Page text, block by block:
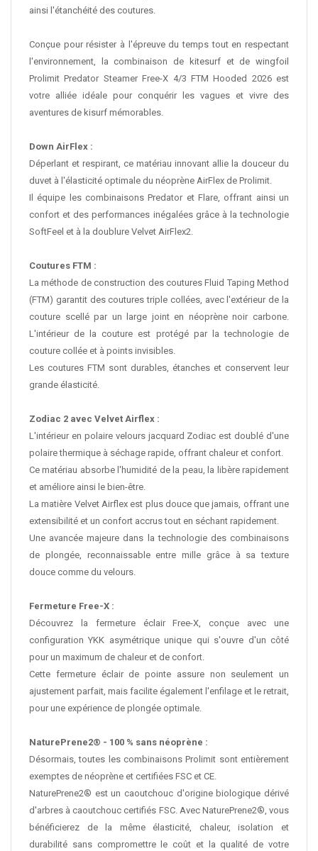
ainsi l'étanchéité des coutures.
Conçue pour résister à l'épreuve du temps tout en respectant
l'environnement, la combinaison de kitesurf et de wingfoil
Prolimit Predator Steamer Free-X 4/3 FTM Hooded 2026 est
votre alliée idéale pour conquérir les vagues et vivre des
aventures de kisurf mémorables.
Down AirFlex :
Déperlant et respirant, ce matériau innovant allie la douceur du
duvet à l'élasticité optimale du néoprène AirFlex de Prolimit.
Il équipe les combinaisons Predator et Flare, offrant ainsi un
confort et des performances inégalées grâce à la technologie
SoftFeel et à la doublure Velvet AirFlex2.
Coutures FTM :
La méthode de construction des coutures Fluid Taping Method
(FTM) garantit des coutures triple collées, avec l'extérieur de la
couture scellé par un large joint en néoprène noir carbone.
L'intérieur de la couture est protégé par la technologie de
couture collée et à points invisibles.
Les coutures FTM sont durables, étanches et conservent leur
grande élasticité.
Zodiac 2 avec Velvet Airflex :
L'intérieur en polaire velours jacquard Zodiac est doublé d'une
polaire thermique à séchage rapide, offrant chaleur et confort.
Ce matériau absorbe l'humidité de la peau, la libère rapidement
et améliore ainsi le bien-être.
La matière Velvet Airflex est plus douce que jamais, offrant une
extensibilité et un confort accrus tout en séchant rapidement.
Une avancée majeure dans la technologie des combinaisons
de plongée, reconnaissable entre mille grâce à sa texture
douce comme du velours.
Fermeture Free-X :
Découvrez la fermeture éclair Free-X, conçue avec une
configuration YKK asymétrique unique qui s'ouvre d'un côté
pour un maximum de chaleur et de confort.
Cette fermeture éclair de pointe assure non seulement un
ajustement parfait, mais facilite également l'enfilage et le retrait,
pour une expérience de plongée optimale.
NaturePrene2® - 100 % sans néoprène :
Désormais, toutes les combinaisons Prolimit sont entièrement
exemptes de néoprène et certifiées FSC et CE.
NaturePrene2® est un caoutchouc d'origine biologique dérivé
d'arbres à caoutchouc certifiés FSC. Avec NaturePrene2®, vous
bénéficierez de la même élasticité, chaleur, isolation et
durabilité sans compromettre le coût et la qualité de votre